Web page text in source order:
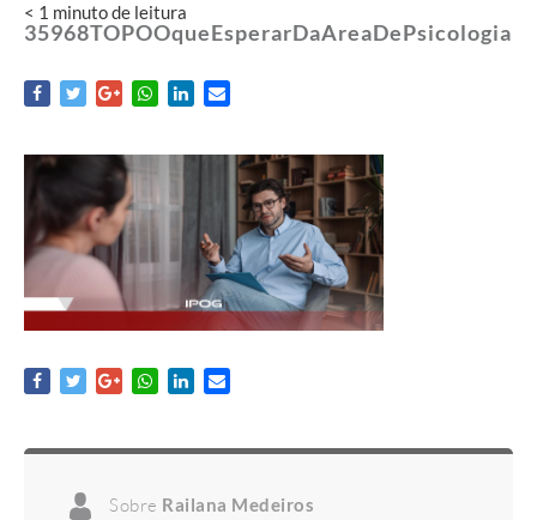
< 1 minutode leitura
35968TOPOOqueEsperarDaAreaDePsicologia
Sobre Railana Medeiros